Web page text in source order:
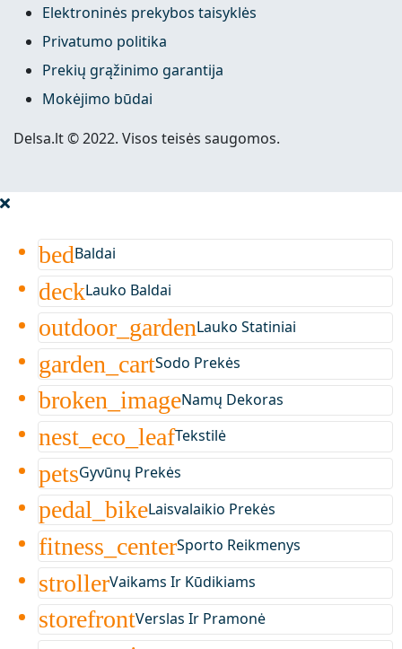
Elektroninės prekybos taisyklės
Privatumo politika
Prekių grąžinimo garantija
Mokėjimo būdai
Delsa.lt © 2022. Visos teisės saugomos.
bedBaldai
deckLauko Baldai
outdoor_gardenLauko Statiniai
garden_cartSodo Prekės
broken_imageNamų Dekoras
nest_eco_leafTekstilė
petsGyvūnų Prekės
pedal_bikeLaisvalaikio Prekės
fitness_centerSporto Reikmenys
strollerVaikams Ir Kūdikiams
storefrontVerslas Ir Pramonė